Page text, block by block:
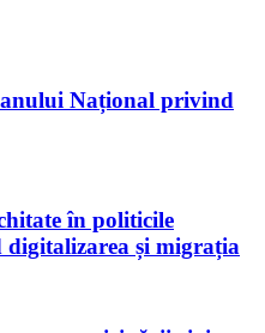
Național privind
în politicile
digitalizarea și migrația